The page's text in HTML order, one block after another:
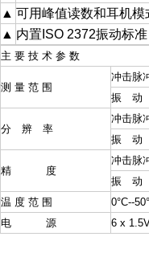
▲ 可用峰值读数和耳机
▲ 内置ISO 2372振动标
主 要 技 术 参 数
测 量 范 围
冲击脉
振 动
分 辨 率
冲击脉
振 动
精 度
冲击脉
振 动
温 度 范 围
0°C--
电 源
6 x